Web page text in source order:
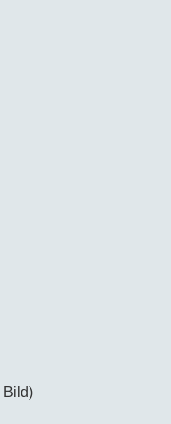
Bild)